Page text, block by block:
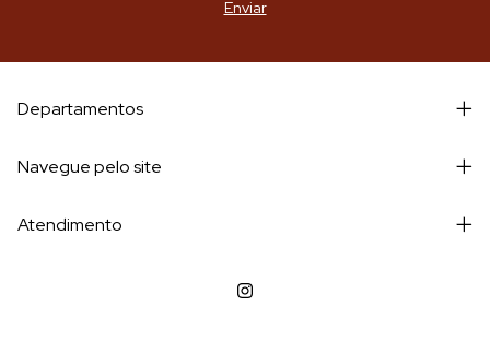
Departamentos
Navegue pelo site
Atendimento